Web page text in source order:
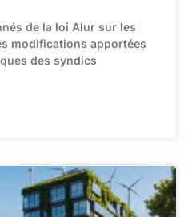
de la loi Alur sur les
modifications apportées
des syndics